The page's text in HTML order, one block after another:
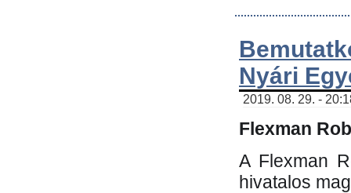
Nyári
2019. 08. 29. -
Flexman
A Flexman
hivatalos